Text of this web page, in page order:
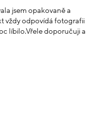
jsem opakovaně a
vždy odpovídá fotografii
líbilo.Vřele doporučuji a